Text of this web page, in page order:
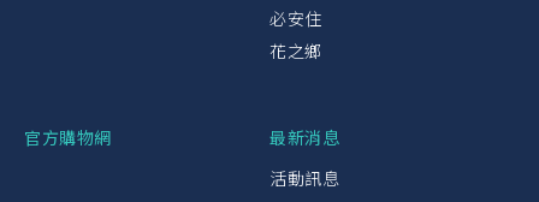
必安住
花之鄉
官方購物網
最新消息
活動訊息